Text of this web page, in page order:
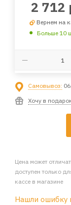
2 712
Вернем на
Больше 10
Самовывоз:
Хочу в
Цена может
доступен только
кассе в магазине
Нашли ошибку